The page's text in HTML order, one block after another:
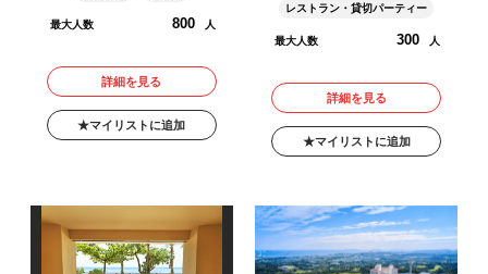
最大人数 800 人
詳細を見る
マイリストに追加
レストラン・貸切パーティー
最大人数 300 人
詳細を見る
マイリストに追加